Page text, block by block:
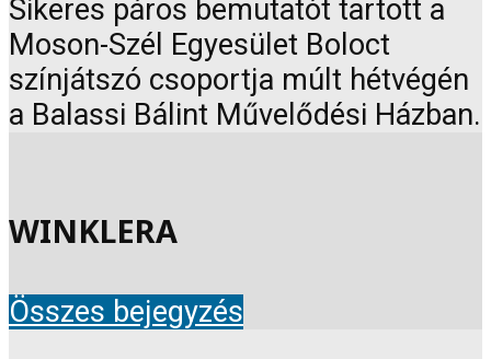
Sikeres páros bemutatót tartott a
Moson-Szél Egyesület Boloct
színjátszó csoportja múlt hétvégén
a Balassi Bálint Művelődési Házban.
WINKLERA
Összes bejegyzés